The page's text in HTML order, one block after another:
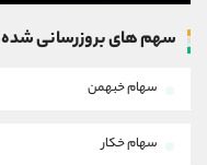
سهم های بروزرسانی شده
سهام خبهمن
سهام خکار